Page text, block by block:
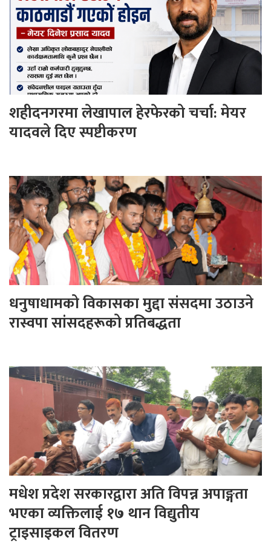
शहीदनगरमा लेखापाल हेरफेरको चर्चा: मेयर
यादवले दिए स्पष्टीकरण
धनुषाधामको विकासका मुद्दा संसदमा उठाउने
रास्वपा सांसदहरूको प्रतिबद्धता
मधेश प्रदेश सरकारद्वारा अति विपन्न अपाङ्गता
भएका व्यक्तिलाई १७ थान विद्युतीय
ट्राइसाइकल वितरण